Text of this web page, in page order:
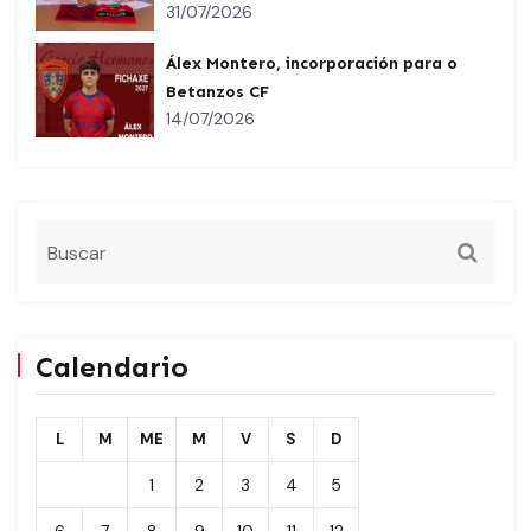
31/07/2026
Álex Montero, incorporación para o
Betanzos CF
14/07/2026
Calendario
L M ME M V S D
1 2 3 4 5